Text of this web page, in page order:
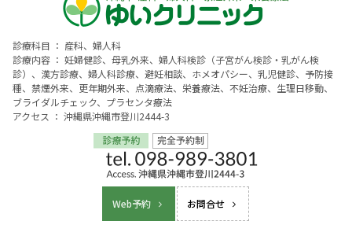
診療科目 ： 産科、婦人科
診療内容 ： 妊婦健診、母乳外来、婦人科検診（子宮がん検診・乳がん検
診）、漢方診療、婦人科診療、避妊相談、ホメオパシー、乳児健診、予防接
種、禁煙外来、更年期外来、点滴療法、栄養療法、不妊治療、生理日移動、
ブライダルチェック、プラセンタ療法
アクセス ： 沖縄県沖縄市登川2444-3
Web予約 お問合せ